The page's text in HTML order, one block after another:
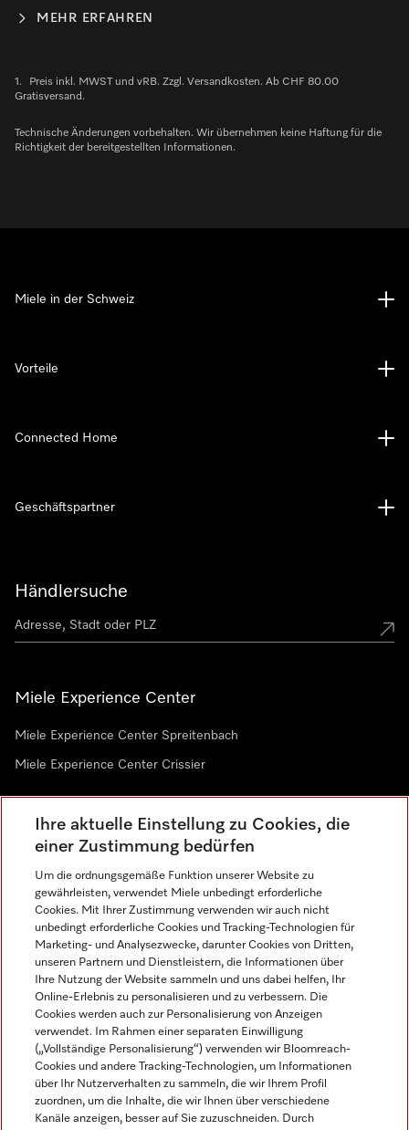
MEHR ERFAHREN
1.
Preis inkl. MWST und vRB. Zzgl. Versandkosten. Ab CHF 80.00
Gratisversand.
Technische Änderungen vorbehalten. Wir übernehmen keine Haftung für die
Richtigkeit der bereitgestellten Informationen.
Händlersuche
Miele Experience Center
Miele Experience Center Spreitenbach
Miele Experience Center Crissier
Newsletter
Sprache
DEUTSCH
Miele in der Schweiz
Vorteile
Connected Home
Geschäftspartner
Miele auf YoutubeMiele auf Instagram
Miele auf Facebook
Ihre aktuelle Einstellung zu Cookies, die
einer Zustimmung bedürfen
Um die ordnungsgemäße Funktion unserer Website zu
gewährleisten, verwendet Miele unbedingt erforderliche
Cookies. Mit Ihrer Zustimmung verwenden wir auch nicht
unbedingt erforderliche Cookies und Tracking-Technologien für
Marketing- und Analysezwecke, darunter Cookies von Dritten,
unseren Partnern und Dienstleistern, die Informationen über
Ihre Nutzung der Website sammeln und uns dabei helfen, Ihr
Online-Erlebnis zu personalisieren und zu verbessern. Die
Cookies werden auch zur Personalisierung von Anzeigen
verwendet. Im Rahmen einer separaten Einwilligung
(„Vollständige Personalisierung“) verwenden wir Bloomreach-
Cookies und andere Tracking-Technologien, um Informationen
über Ihr Nutzerverhalten zu sammeln, die wir Ihrem Profil
zuordnen, um die Inhalte, die wir Ihnen über verschiedene
Kanäle anzeigen, besser auf Sie zuzuschneiden. Durch